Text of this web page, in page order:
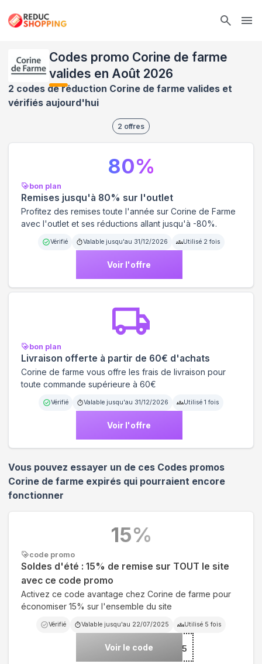
Codes promo Corine de farme
valides en Août 2026
2 codes de réduction Corine de farme valides et
vérifiés aujourd'hui
2 offres
bon plan
Remises jusqu'à 80% sur l'outlet
Profitez des remises toute l'année sur Corine de Farme
avec l'outlet et ses réductions allant jusqu'à -80%.
Vérifié Valable jusqu'au 31/12/2026 Utilisé 2 fois
Voir l'offre
80%
bon plan
Livraison offerte à partir de 60€ d'achats
Corine de farme vous offre les frais de livraison pour
toute commande supérieure à 60€
Vérifié Valable jusqu'au 31/12/2026 Utilisé 1 fois
Voir l'offre
Vous pouvez essayer un de ces Codes promos
Corine de farme expirés qui pourraient encore
fonctionner
code promo
Soldes d'été : 15% de remise sur TOUT le site
avec ce code promo
Activez ce code avantage chez Corine de farme pour
économiser 15% sur l'ensemble du site
Vérifié Valable jusqu'au 22/07/2025 Utilisé 5 fois
Voir le code***DES25
15%